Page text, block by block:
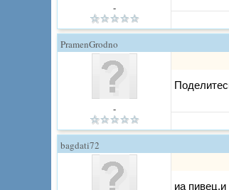
-
PramenGrodno
-
bagdati72
иа